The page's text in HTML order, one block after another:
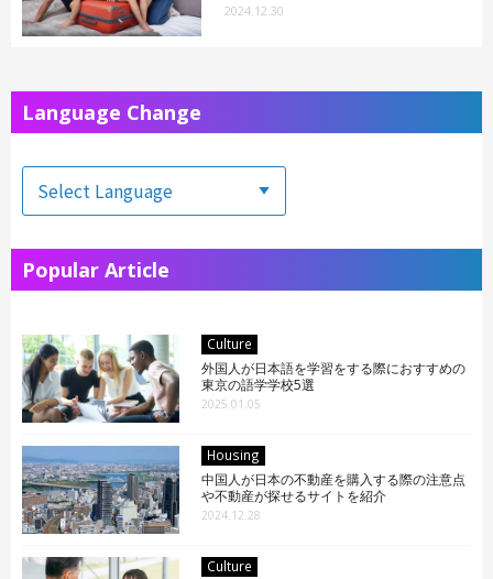
2024.12.30
Language Change
Popular Article
Culture
外国人が日本語を学習をする際におすすめの
東京の語学学校5選
2025.01.05
Housing
中国人が日本の不動産を購入する際の注意点
や不動産が探せるサイトを紹介
2024.12.28
Culture